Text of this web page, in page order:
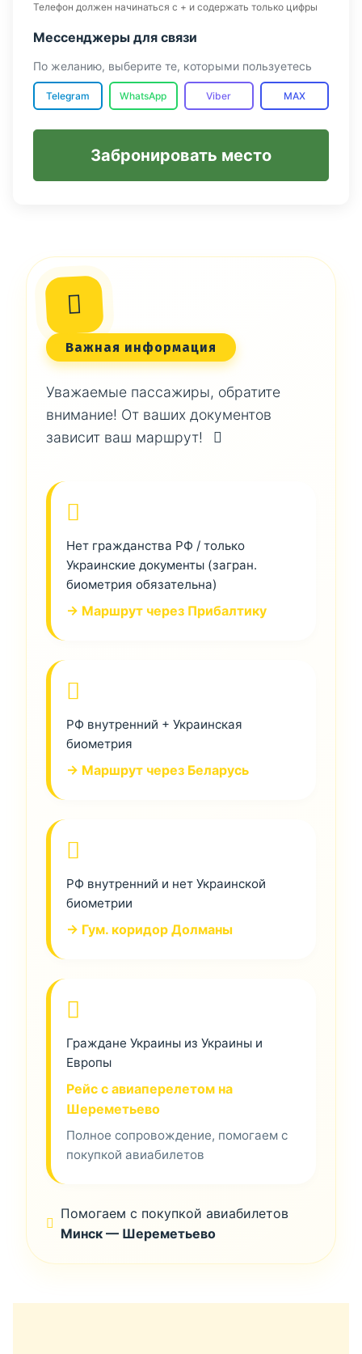
Телефон должен начинаться с + и содержать только цифры
Мессенджеры для связи
По желанию, выберите те, которыми пользуетесь
Telegram WhatsApp Viber MAX
Забронировать место
Важная информация
Уважаемые пассажиры, обратите
внимание! От ваших документов
зависит ваш маршрут!
Нет гражданства РФ / только
Украинские документы (загран.
биометрия обязательна)
→ Маршрут через Прибалтику
РФ внутренний + Украинская
биометрия
→ Маршрут через Беларусь
РФ внутренний и нет Украинской
биометрии
→ Гум. коридор Долманы
Граждане Украины из Украины и
Европы
Рейс с авиаперелетом на
Шереметьево
Полное сопровождение, помогаем с
покупкой авиабилетов
Помогаем с покупкой авиабилетов
Минск — Шереметьево